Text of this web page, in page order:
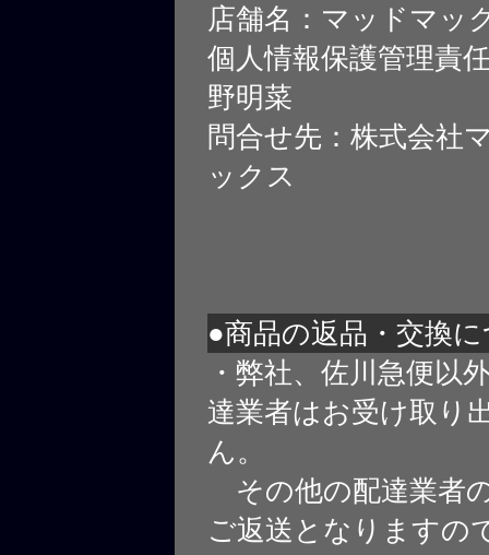
店舗名：マッドマッ
個人情報保護管理責
野明菜
問合せ先：株式会社
ックス
●商品の返品・交換
・弊社、佐川急便以
達業者はお受け取り
ん。
その他の配達業者
ご返送となりますの